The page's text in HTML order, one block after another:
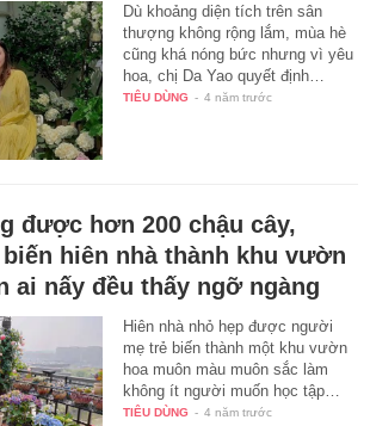
Dù khoảng diện tích trên sân
thượng không rộng lắm, mùa hè
cũng khá nóng bức nhưng vì yêu
hoa, chị Da Yao quyết định…
TIÊU DÙNG - 4 năm trước
được hơn 200 chậu cây,
hiên nhà thành khu vườn
ai nấy đều thấy ngỡ ngàng
Hiên nhà nhỏ hẹp được người
mẹ trẻ biến thành một khu vườn
hoa muôn màu muôn sắc làm
không ít người muốn học tập…
TIÊU DÙNG - 4 năm trước